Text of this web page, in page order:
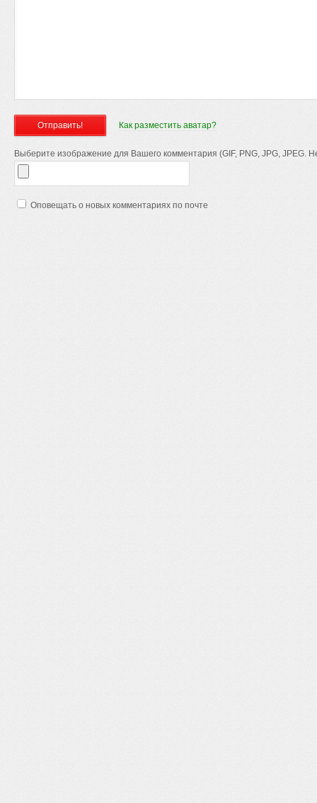
Как разместить аватар?
Выберите изображение для Вашего комментария (GIF, PNG, JPG, JPEG.
Оповещать о новых комментариях по почте